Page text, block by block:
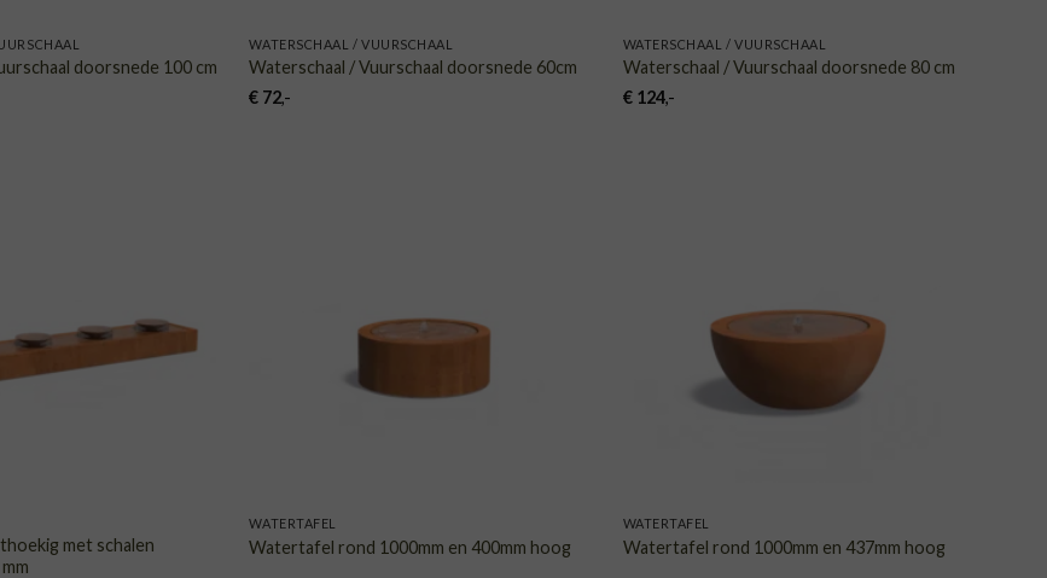
doorsnede 100 cm
WATERSCHAAL / VUURSCHAAL
Waterschaal / Vuurschaal doorsnede 60cm
€ 72,-
WATERSCHAAL / VUURSCHAAL
Waterschaal / Vuurschaal doorsnede 80 cm
€124,-
met schalen
WATERTAFEL
Watertafel rond 1000mm en 400mm hoog
WATERTAFEL
Watertafel rond 1000mm en 437mm hoog